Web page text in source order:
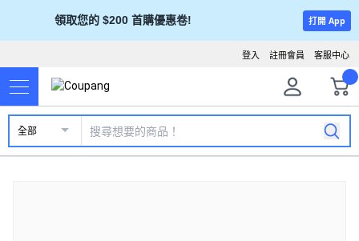
領取您的 $200 首購優惠卷! 打開 App
客服中心
註冊會員
登入
全部